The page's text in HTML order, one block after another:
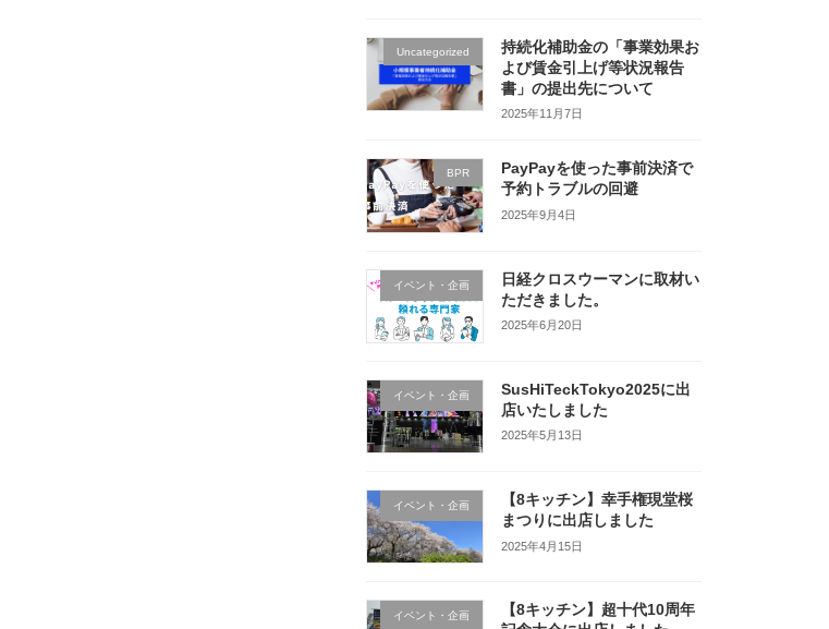
Uncategorized
持続化補助金の「事業効果お
よび賃金引上げ等状況報告
書」の提出先について
2025年11月7日
BPR
PayPayを使った事前決済で
予約トラブルの回避
2025年9月4日
イベント・企画
日経クロスウーマンに取材い
ただきました。
2025年6月20日
イベント・企画
SusHiTeckTokyo2025に出
店いたしました
2025年5月13日
イベント・企画
【8キッチン】幸手権現堂桜
まつりに出店しました
2025年4月15日
イベント・企画
【8キッチン】超十代10周年